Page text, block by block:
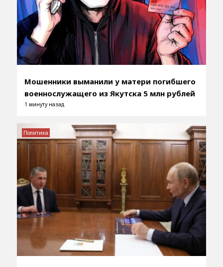
Мошенники выманили у матери погибшего
военнослужащего из Якутска 5 млн рублей
1 минуту назад
Политика